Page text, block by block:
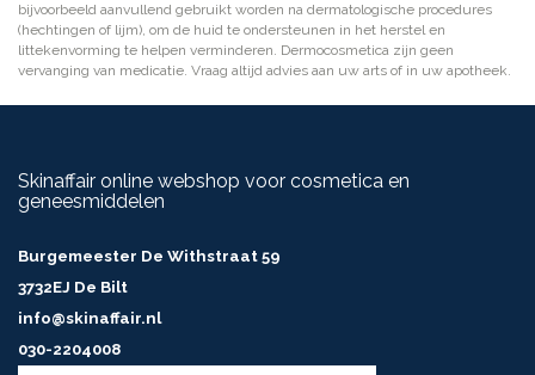
bijvoorbeeld aanvullend gebruikt worden na dermatologische procedures
(hechtingen of lijm), om de huid te ondersteunen in het herstel en
littekenvorming te helpen verminderen. Dermocosmetica zijn geen
vervanging van medicatie. Vraag altijd advies aan uw arts of in uw apotheek.
Skinaffair online webshop voor cosmetica en
geneesmiddelen
Burgemeester De Withstraat 59
3732EJ De Bilt
info@skinaffair.nl
030-2204008